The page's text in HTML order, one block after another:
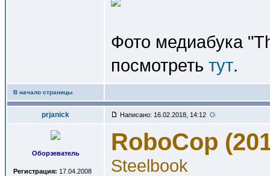
Фото медиабука
посмотреть тут.
В начало страницы
prjanick Написано: 16.02.2018, 14:12
Оборзеватель
Регистрация: 17.04.2008
RoboCop
Steelbook